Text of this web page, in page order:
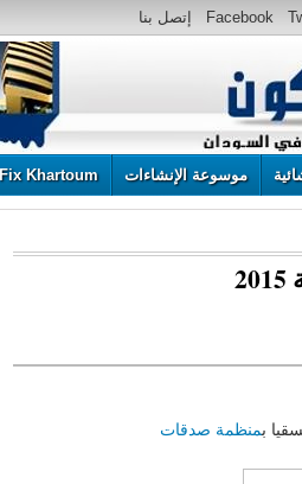
Facebook إتصل بنا
موسوعة الإنشاءات Fix Khartoum
منظمة صدقات